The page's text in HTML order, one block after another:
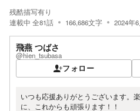
残酷描写有り
連載中 全81話 166,686文字 2024年
飛燕 つばさ
@hien_tsubasa
フォロー
いつも応援ありがとうございます。
に、これからも頑張ります！！